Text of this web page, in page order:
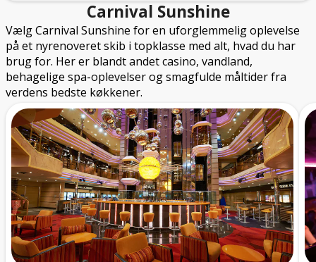
Carnival Sunshine
Vælg Carnival Sunshine for en uforglemmelig oplevelse
på et nyrenoveret skib i topklasse med alt, hvad du har
brug for. Her er blandt andet casino, vandland,
behagelige spa-oplevelser og smagfulde måltider fra
verdens bedste køkkener.